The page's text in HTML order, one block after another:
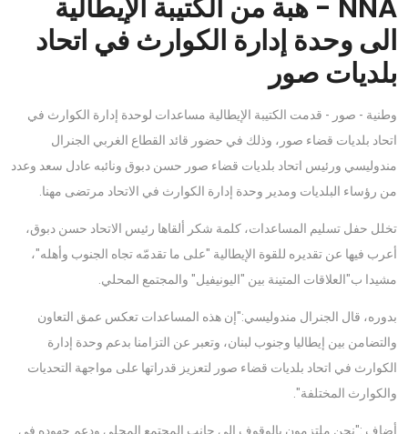
NNA - هبة من الكتيبة الإيطالية
الى وحدة إدارة الكوارث في اتحاد
بلديات صور
وطنية - صور - قدمت الكتيبة الإيطالية مساعدات لوحدة إدارة الكوارث في
اتحاد بلديات قضاء صور، وذلك في حضور قائد القطاع الغربي الجنرال
مندوليسي ورئيس اتحاد بلديات قضاء صور حسن دبوق ونائبه عادل سعد وعدد
من رؤساء البلديات ومدير وحدة إدارة الكوارث في الاتحاد مرتضى مهنا.
تخلل حفل تسليم المساعدات، كلمة شكر ألقاها رئيس الاتحاد حسن دبوق،
أعرب فيها عن تقديره للقوة الإيطالية "على ما تقدمّه تجاه الجنوب وأهله"،
مشيدا ب"العلاقات المتينة بين "اليونيفيل" والمجتمع المحلي.
بدوره، قال الجنرال مندوليسي:"إن هذه المساعدات تعكس عمق التعاون
والتضامن بين إيطاليا وجنوب لبنان، وتعبر عن التزامنا بدعم وحدة إدارة
الكوارث في اتحاد بلديات قضاء صور لتعزيز قدراتها على مواجهة التحديات
والكوارث المختلفة".
أضاف :"نحن ملتزمون بالوقوف إلى جانب المجتمع المحلي ودعم جهوده في